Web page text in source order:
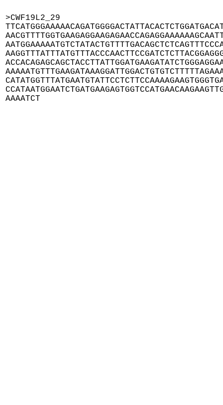
>CWF19L2_29
AAAATCT